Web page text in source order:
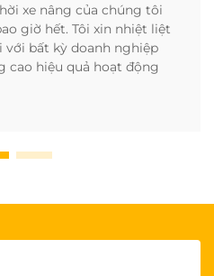
xe nâng của chúng tôi
giờ hết. Tôi xin nhiệt liệt
với bất kỳ doanh nghiệp
cao hiệu quả hoạt động